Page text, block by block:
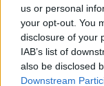
us or personal
your opt-out. You
disclosure of your
IAB’s list of
also be disclosed
Downstream
Μιχάλης Τάτσης,
Επιχειρηματικής
06.08.2026 - 13:30
Όταν η επόμενη
Διαμεσολαβητής